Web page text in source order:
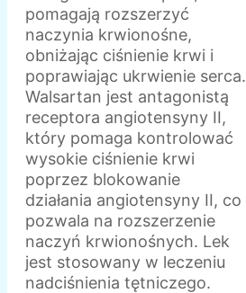
pomagają rozszerzyć
naczynia krwionośne,
obniżając ciśnienie krwi i
poprawiając ukrwienie serca.
Walsartan jest antagonistą
receptora angiotensyny II,
który pomaga kontrolować
wysokie ciśnienie krwi
poprzez blokowanie
działania angiotensyny II, co
pozwala na rozszerzenie
naczyń krwionośnych. Lek
jest stosowany w leczeniu
nadciśnienia tętniczego.